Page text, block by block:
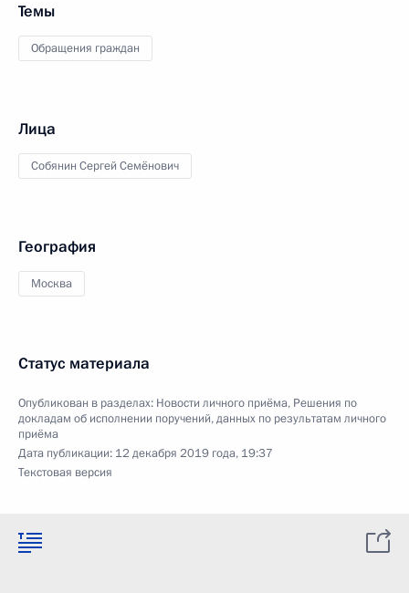
Темы
Обращения граждан
Лица
Собянин Сергей Семёнович
География
Москва
Статус материала
Опубликован в разделах: Новости личного приёма, Решения по
докладам об исполнении поручений, данных по результатам личного
приёма
Дата публикации: 12 декабря 2019 года, 19:37
Текстовая версия